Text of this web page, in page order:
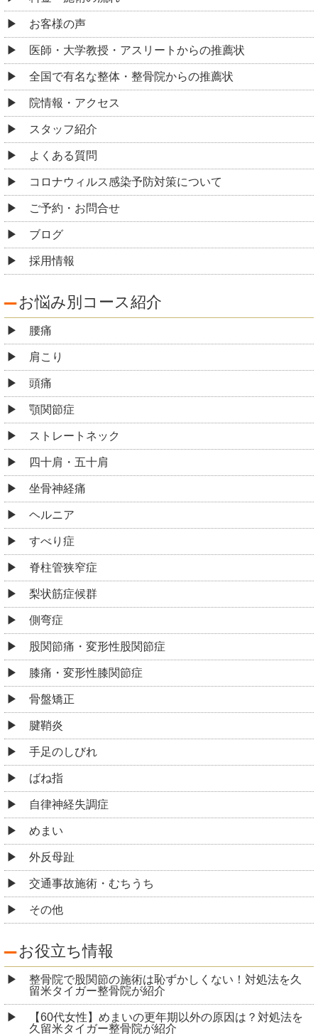
お客様の声
医師・大学教授・アスリートからの推薦状
全国で有名な整体・整骨院からの推薦状
院情報・アクセス
スタッフ紹介
よくある質問
コロナウィルス感染予防対策について
ご予約・お問合せ
ブログ
採用情報
お悩み別コース紹介
腰痛
肩こり
頭痛
顎関節症
ストレートネック
四十肩・五十肩
坐骨神経痛
ヘルニア
すべり症
脊柱管狭窄症
梨状筋症候群
側弯症
股関節痛・変形性股関節症
膝痛・変形性膝関節症
骨盤矯正
腱鞘炎
手足のしびれ
ばね指
自律神経失調症
めまい
外反母趾
交通事故施術・むちうち
その他
お役立ち情報
整骨院で股関節の施術は恥ずかしくない！対処法を久
留米タイガー整骨院が紹介
【60代女性】めまいの更年期以外の原因は？対処法を
久留米タイガー整骨院が紹介